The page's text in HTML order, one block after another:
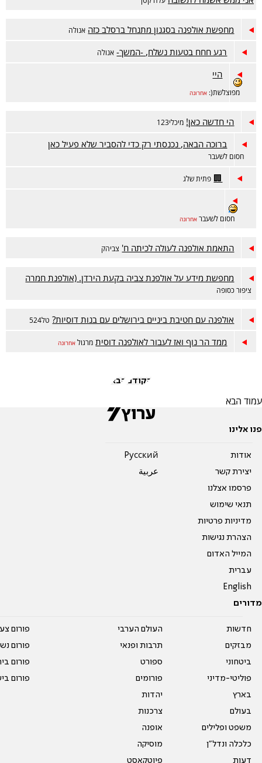
מחפשת אולפנה בסגנון מתנחל ברסלב כזה אנולה
רגע חחח בטעות נשלח, -המשך- אנולה
היי
מפוצלשת(: אחרונה
הי חדשה כאן! מיכלי123
ברוכה הבאה, נכנסתי רק כדי להסביר שלא פעיל כאן
חסום לשעבר
🏢 פתית שלג
חסום לשעבר אחרונה
התאמת אולפנה לעולה לכיתה ח' צביהק
מחפשת מידע על אולפנת צביה בקעת הירדן. (אולפנת חמרה
ציפור כסופה
אולפנה עם חטיבת ביניים בירושלים עם בנות דוסיות? טל524
ממד הר נוף ואז לעבור לאולפנה דוסית מרגול אחרונה
הקודם הבא
עמוד הבא
פנו אלינו
אודות
יצירת קשר
פרסמו אצלנו
תנאי שימוש
מדיניות פרטיות
הצהרת נגישות
המייל האדום
עברית
English
Pусский
عربية
מדורים
חדשות
מבזקים
ביטחוני
פוליטי-מדיני
בארץ
בעולם
משפט ופלילים
כלכלה ונדל"ן
דעות
העולם הערבי
תרבות ופנאי
ספורט
פורומים
יהדות
צרכנות
אופנה
מוסיקה
פיוטקאסט
פורום
פורום
פורום
פורום